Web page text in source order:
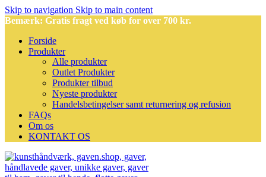
Skip to navigation Skip to main content
Bemærk: Gratis fragt ved køb for over 700 kr.
Forside
Produkter
Alle produkter
Outlet Produkter
Produkter tilbud
Nyeste produkter
Handelsbetingelser samt returnering og refusion
FAQs
Om os
KONTAKT OS